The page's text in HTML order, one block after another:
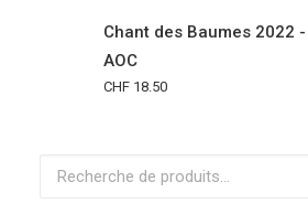
Chant des Baumes 2022
AOC
CHF 18.50
Recherche